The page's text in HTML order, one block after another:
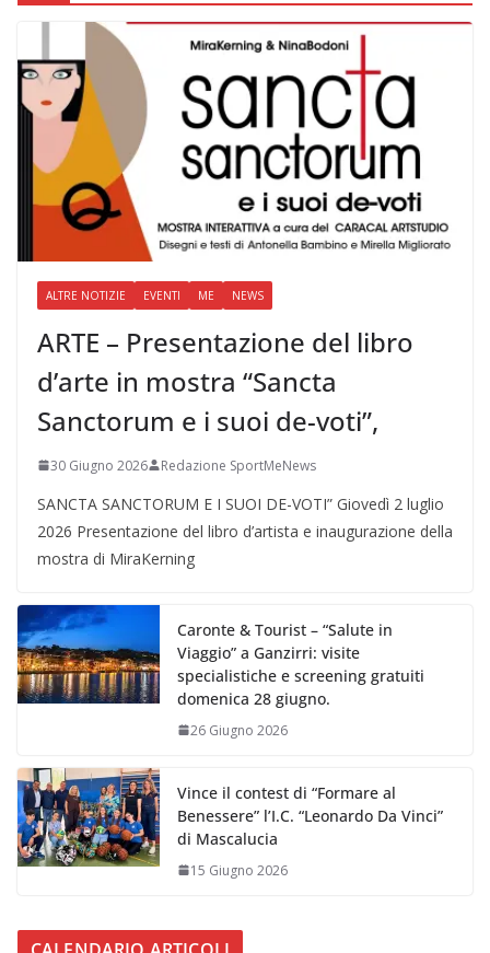
ALTRE NOTIZIE EVENTI ME NEWS
ARTE – Presentazione del libro
d’arte in mostra “Sancta
Sanctorum e i suoi de-voti”,
30 Giugno 2026 Redazione SportMeNews
SANCTA SANCTORUM E I SUOI DE-VOTI” Giovedì 2 luglio
2026 Presentazione del libro d’artista e inaugurazione della
mostra di MiraKerning
Caronte & Tourist – “Salute in
Viaggio” a Ganzirri: visite
specialistiche e screening gratuiti
domenica 28 giugno.
26 Giugno 2026
Vince il contest di “Formare al
Benessere” l’I.C. “Leonardo Da Vinci”
di Mascalucia
15 Giugno 2026